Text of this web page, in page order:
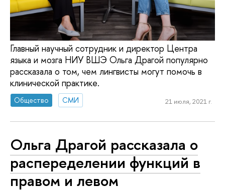
Главный научный сотрудник и директор Центра
языка и мозга НИУ ВШЭ Ольга Драгой популярно
рассказала о том, чем лингвисты могут помочь в
клинической практике.
Общество СМИ 21 июля, 2021 г.
Ольга Драгой рассказала о
распеределении функций в
правом и левом